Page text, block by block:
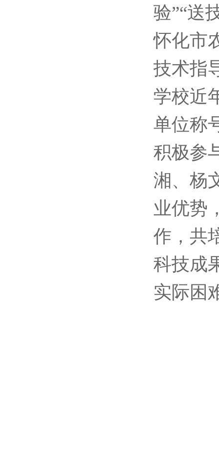
验”“送
怀化市
技术指
学校近
单位称
积极参
湘、杨
业优势
作，共
科技成
实际困